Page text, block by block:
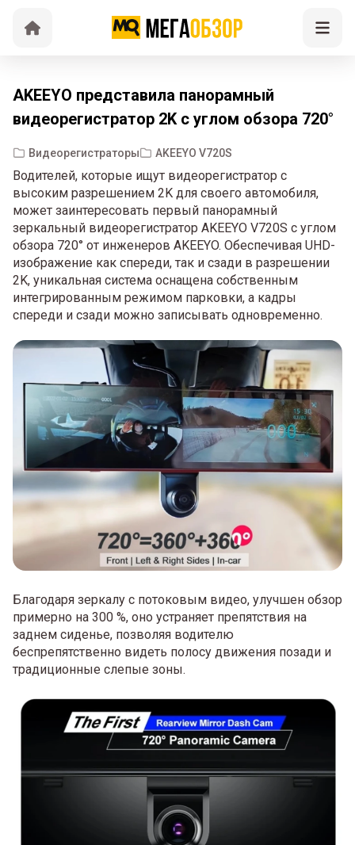
AKEEYO представила панорамный
видеорегистратор 2K с углом обзора 720°
Видеорегистраторы AKEEYO V720S
Водителей, которые ищут видеорегистратор с
высоким разрешением 2K для своего автомобиля,
может заинтересовать первый панорамный
зеркальный видеорегистратор AKEEYO V720S с углом
обзора 720° от инженеров AKEEYO. Обеспечивая UHD-
изображение как спереди, так и сзади в разрешении
2K, уникальная система оснащена собственным
интегрированным режимом парковки, а кадры
спереди и сзади можно записывать одновременно.
Благодаря зеркалу с потоковым видео, улучшен обзор
примерно на 300 %, оно устраняет препятствия на
заднем сиденье, позволяя водителю
беспрепятственно видеть полосу движения позади и
традиционные слепые зоны.